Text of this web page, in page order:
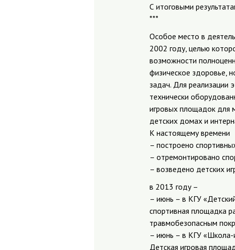
С итоговыми
***
Особое место в
2002 году, целью
возможности
физическое здоровье,
задач. Для реализации
технически
игровых площадок для
детских домах и
К настоящему времени
– построено
– отремонтировано
– возведено детских
в 2013 году –
– июнь – в КГУ
спортивная площадка
травмобезопасным
– июнь – в КГУ «Школа-
Детская игровая